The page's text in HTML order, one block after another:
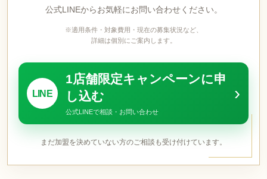
公式LINEからお気軽にお問い合わせください。
※適用条件・対象費用・現在の募集状況など、
詳細は個別にご案内します。
LINE
1店舗限定キャンペーンに申
し込む
公式LINEで相談・お問い合わせ
›
まだ加盟を決めていない方のご相談も受け付けています。